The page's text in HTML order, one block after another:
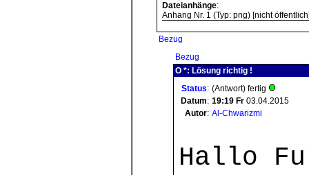
Dateianhänge:
Anhang Nr. 1 (Typ: png) [nicht
Bezug
Bezug
O *: Lösung richtig !
Status: (Antwort) fertig
Datum: 19:19 Fr 03.04.2015
Autor: Al-Chwarizmi
Hallo